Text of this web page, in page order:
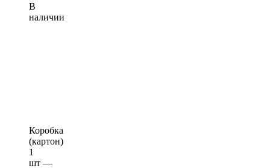
В
наличии
Коробка
(картон)
1
шт —